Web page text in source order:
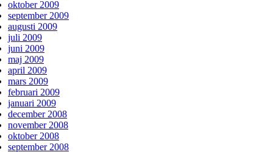
oktober 2009
september 2009
augusti 2009
juli 2009
juni 2009
maj 2009
april 2009
mars 2009
februari 2009
januari 2009
december 2008
november 2008
oktober 2008
september 2008